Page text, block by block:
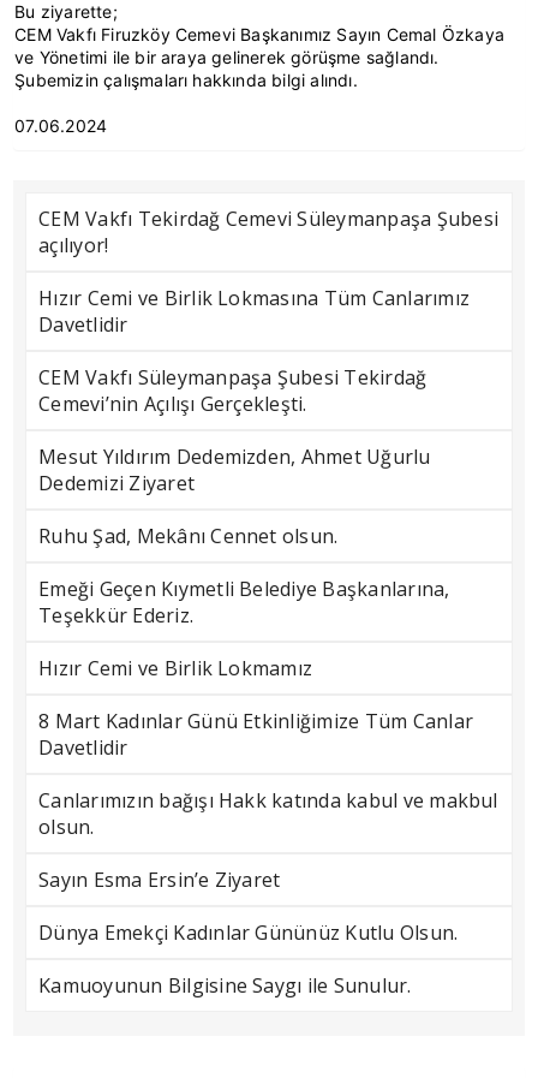
Bu ziyarette;
CEM Vakfı Firuzköy Cemevi Başkanımız Sayın Cemal Özkaya
ve Yönetimi ile bir araya gelinerek görüşme sağlandı.
Şubemizin çalışmaları hakkında bilgi alındı.
07.06.2024
CEM Vakfı Tekirdağ Cemevi Süleymanpaşa Şubesi
açılıyor!
Hızır Cemi ve Birlik Lokmasına Tüm Canlarımız
Davetlidir
CEM Vakfı Süleymanpaşa Şubesi Tekirdağ
Cemevi’nin Açılışı Gerçekleşti.
Mesut Yıldırım Dedemizden, Ahmet Uğurlu
Dedemizi Ziyaret
Ruhu Şad, Mekânı Cennet olsun.
Emeği Geçen Kıymetli Belediye Başkanlarına,
Teşekkür Ederiz.
Hızır Cemi ve Birlik Lokmamız
8 Mart Kadınlar Günü Etkinliğimize Tüm Canlar
Davetlidir
Canlarımızın bağışı Hakk katında kabul ve makbul
olsun.
Sayın Esma Ersin’e Ziyaret
Dünya Emekçi Kadınlar Gününüz Kutlu Olsun.
Kamuoyunun Bilgisine Saygı ile Sunulur.